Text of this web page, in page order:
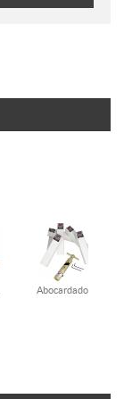
Abocardador...